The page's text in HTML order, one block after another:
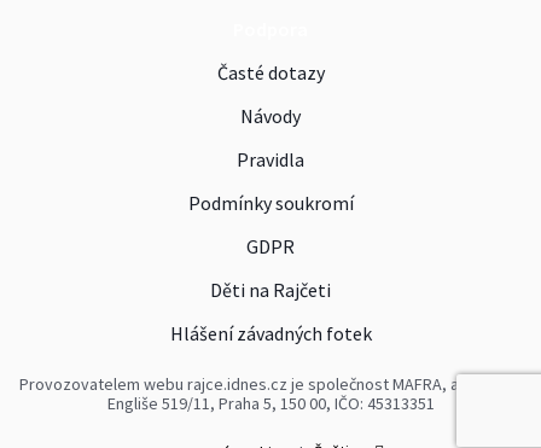
Časté dotazy
Návody
Pravidla
Podmínky soukromí
GDPR
Děti na Rajčeti
Hlášení závadných fotek
Provozovatelem webu rajce.idnes.cz je společnost MAFRA, a. s., Karla
Engliše 519/11, Praha 5, 150 00, IČO: 45313351